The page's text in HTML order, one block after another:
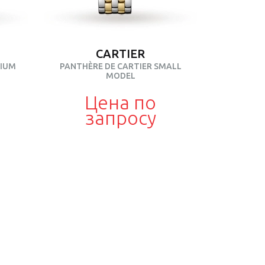
CARTIER
PANTHÈRE DE CARTIER SMALL
MODEL
Цена по
запросу